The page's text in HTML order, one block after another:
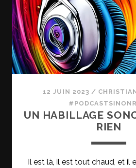
12 JUIN 2023 /
UN HABILLAGE
RIEN
Il est là, il est tout chaud, et il